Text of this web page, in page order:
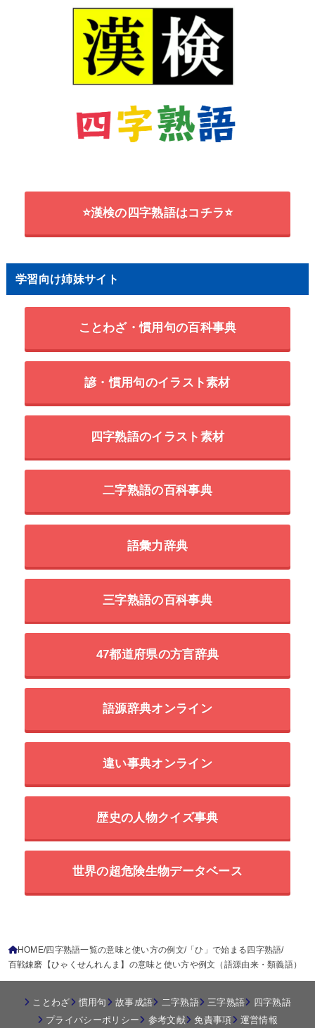
⭐漢検の四字熟語はコチラ⭐
学習向け姉妹サイト
ことわざ・慣用句の百科事典
諺・慣用句のイラスト素材
四字熟語のイラスト素材
二字熟語の百科事典
語彙力辞典
三字熟語の百科事典
47都道府県の方言辞典
語源辞典オンライン
違い事典オンライン
歴史の人物クイズ事典
世界の超危険生物データベース
HOME 四字熟語一覧の意味と使い方の例文
「ひ」で始まる四字熟語
百戦錬磨【ひゃくせんれんま】の意味と使い方や例文（語源由来・類義語）
ことわざ 慣用句 故事成語 二字熟語 三字熟語
四字熟語
プライバシーポリシー
参考文献 免責事項 運営情報